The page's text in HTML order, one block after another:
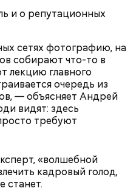
и о репутационных
сетях фотографию, на
собирают что-то в
лекцию главного
очередь из
— объясняет Андрей
видят: здесь
требуют
«волшебной
кадровый голод,
станет.
нужно обжарить
кусочки. После чего
чтобы она покрывала